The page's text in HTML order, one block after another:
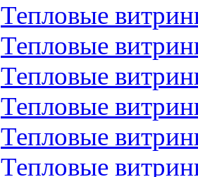
Тепловые
Тепловые
Тепловые
Тепловые
Тепловые
Тепловые